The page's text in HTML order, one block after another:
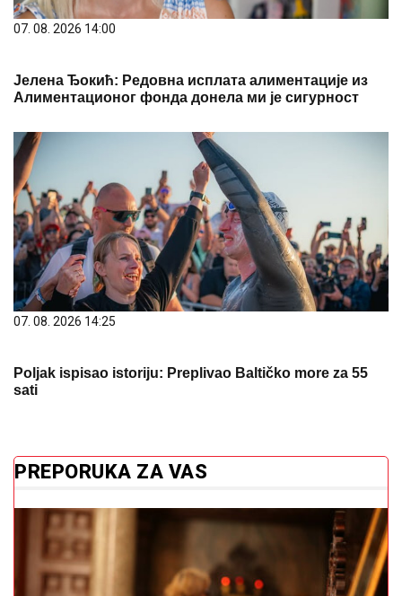
07. 08. 2026 14:00
Јелена Ђокић: Редовна исплата алиментације из
Алиментационог фонда донела ми је сигурност
07. 08. 2026 14:25
Poljak ispisao istoriju: Preplivao Baltičko more za 55
sati
PREPORUKA ZA VAS